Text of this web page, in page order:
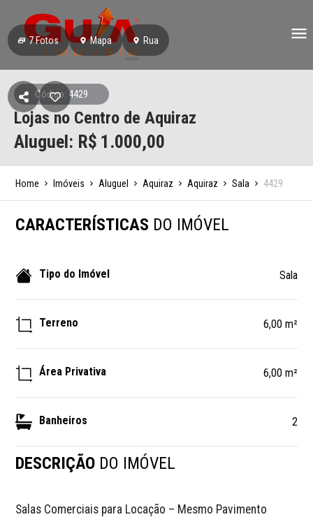
7Fotos Mapa Rua
Código: 4429
Lojas no Centro de Aquiraz
Aluguel: R$ 1.000,00
Home Imóveis Aluguel Aquiraz Aquiraz Sala 4429
CARACTERÍSTICAS DO IMÓVEL
Tipo do Imóvel Sala
Terreno 6,00 m²
Área Privativa 6,00 m²
Banheiros 2
DESCRIÇÃO DO IMÓVEL
Salas Comerciais para Locação – Mesmo Pavimento